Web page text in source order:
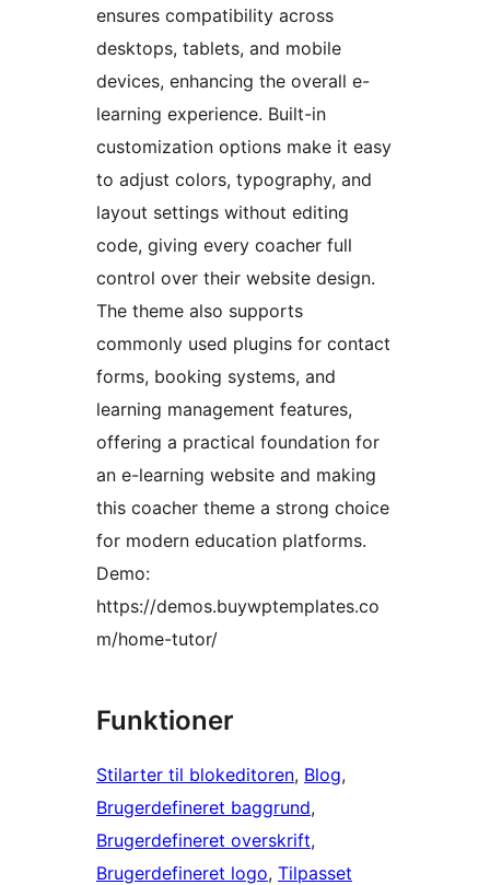
ensures compatibility across
desktops, tablets, and mobile
devices, enhancing the overall e-
learning experience. Built-in
customization options make it easy
to adjust colors, typography, and
layout settings without editing
code, giving every coacher full
control over their website design.
The theme also supports
commonly used plugins for contact
forms, booking systems, and
learning management features,
offering a practical foundation for
an e-learning website and making
this coacher theme a strong choice
for modern education platforms.
Demo:
https://demos.buywptemplates.co
m/home-tutor/
Funktioner
Stilarter til blokeditoren, Blog
Brugerdefineret baggrund
Brugerdefineret overskrift
Brugerdefineret logo, Tilpasset